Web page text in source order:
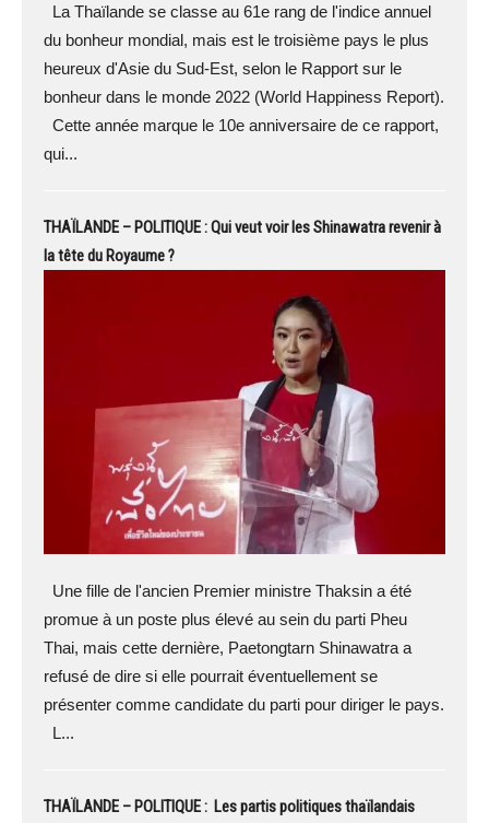
La Thaïlande se classe au 61e rang de l'indice annuel
du bonheur mondial, mais est le troisième pays le plus
heureux d'Asie du Sud-Est, selon le Rapport sur le
bonheur dans le monde 2022 (World Happiness Report).
Cette année marque le 10e anniversaire de ce rapport,
qui...
THAÏLANDE – POLITIQUE : Qui veut voir les Shinawatra revenir à
la tête du Royaume ?
Une fille de l'ancien Premier ministre Thaksin a été
promue à un poste plus élevé au sein du parti Pheu
Thai, mais cette dernière, Paetongtarn Shinawatra a
refusé de dire si elle pourrait éventuellement se
présenter comme candidate du parti pour diriger le pays.
L...
THAÏLANDE – POLITIQUE : Les partis politiques thaïlandais